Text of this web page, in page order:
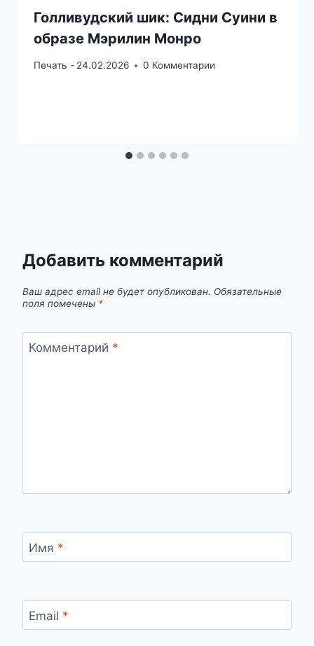
Голливудский шик: Сидни Суини в
образе Мэрилин Монро
Печать - 24.02.2026 0 Комментарии
Добавить комментарий
Ваш адрес email не будет опубликован. Обязательные
поля помечены *
Комментарий *
Имя *
Email *